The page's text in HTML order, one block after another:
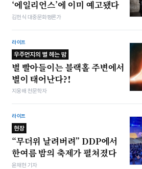
‘에일리언스’에 이미 예고됐다
김헌식 대중문화평론가
라이프
우주먼지의 별 헤는 밤
별 빨아들이는 블랙홀 주변에서
별이 태어난다?!
지웅배 천문학자
라이프
현장
“무더위 날려버려” DDP에서
한여름 밤의 축제가 펼쳐졌다
윤채현 기자